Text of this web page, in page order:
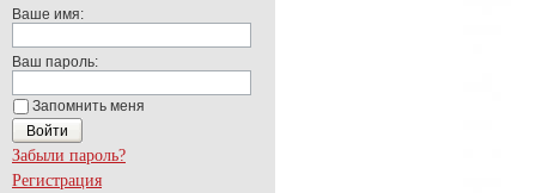
Ваше имя:
Ваш пароль:
Запомнить меня
Забыли пароль?
Регистрация